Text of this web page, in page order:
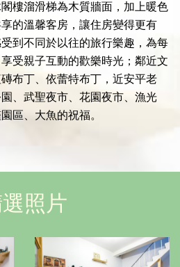
樓溜滑梯為木質牆面，加上暖色
的溫馨客房，讓住房變得更有
到不同於以往的旅行樂趣，為每
受親子互動的歡樂時光；鄰近文
布丁、依蕾特布丁，近安平老
、武聖夜市、花園夜市、漁光
區、大魚的祝福。
照片